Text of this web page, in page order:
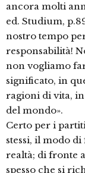
ancora molti
ed. Studium,
nostro tempo
responsabilità!
non vogliamo
significato, in
ragioni di vita,
del mondo».
Certo per i
stessi, il modo
realtà; di fronte
spesso che si